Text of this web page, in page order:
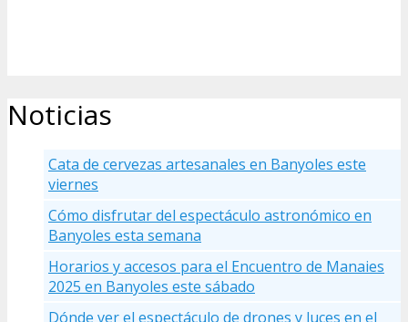
Noticias
Cata de cervezas artesanales en Banyoles este
viernes
Cómo disfrutar del espectáculo astronómico en
Banyoles esta semana
Horarios y accesos para el Encuentro de Manaies
2025 en Banyoles este sábado
Dónde ver el espectáculo de drones y luces en el